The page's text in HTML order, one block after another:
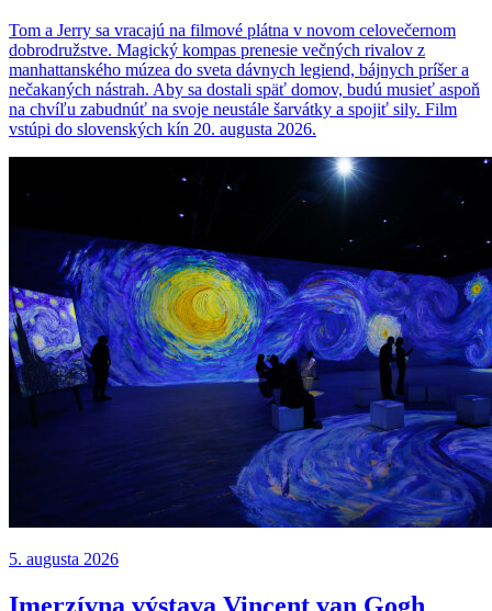
Tom a Jerry sa vracajú na filmové plátna v novom celovečernom
dobrodružstve. Magický kompas prenesie večných rivalov z
manhattanského múzea do sveta dávnych legiend, bájnych príšer a
nečakaných nástrah. Aby sa dostali späť domov, budú musieť aspoň
na chvíľu zabudnúť na svoje neustále šarvátky a spojiť sily. Film
vstúpi do slovenských kín 20. augusta 2026.
5. augusta 2026